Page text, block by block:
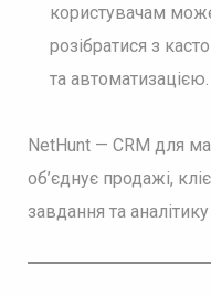
користувачам
розібратися з
та автоматизацією.
NetHunt — CRM для
об’єднує продажі,
завдання та